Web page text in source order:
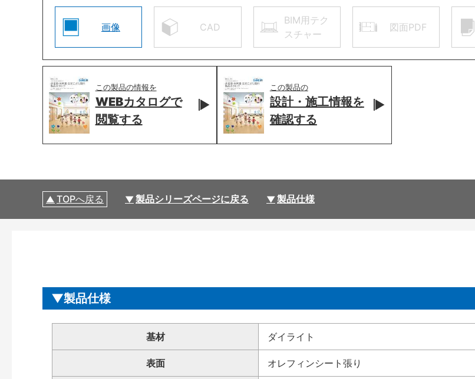
画像 CAD
BIM用テク
スチャー
図面PDF
この製品の情報を
WEBカタログで
閲覧する
この製品の
設計・施工情報を
確認する
TOPへ戻る 製品シリーズページに戻る 製品仕様
製品仕様
基材 ダイライト
表面 オレフィンシート張り